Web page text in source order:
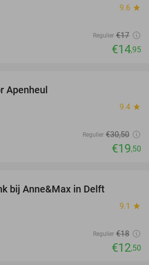
9.6 star
Regulier €17
€14,95
Apenheul
9.4 star
Regulier €30,50
€19,50
bij Anne&Max in Delft
9.1 star
Regulier €18
€12,50